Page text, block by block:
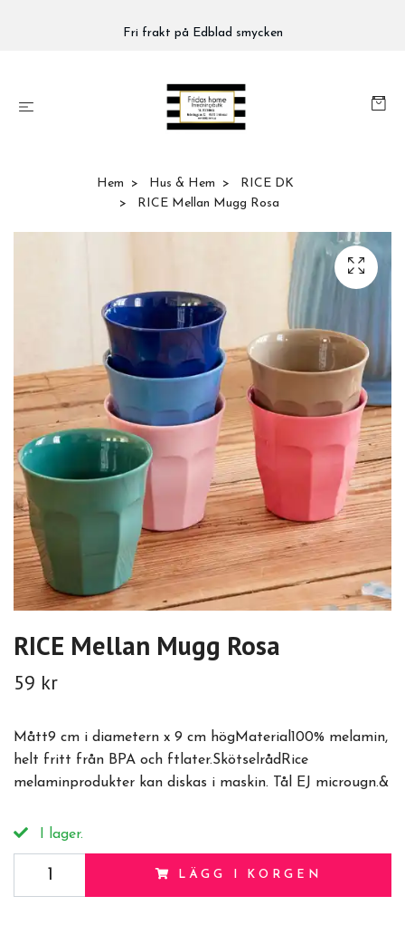
Fri frakt på Edblad smycken
Hem Hus & Hem
RICE DK
RICE Mellan Mugg Rosa
RICE Mellan Mugg Rosa
59 kr
Mått9 cm i diametern x 9 cm högMaterial100% melamin,
helt fritt från BPA och ftlater.SkötselrådRice
melaminprodukter kan diskas i maskin. Tål EJ microugn.&
I lager.
LÄGG I KORGEN